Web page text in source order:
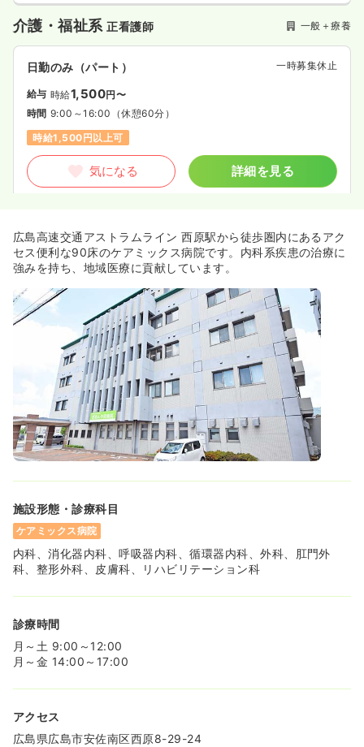
介護・福祉系正看護師 一般＋療養
日勤のみ（パート） 一時募集休止
給与 時給1,500円〜
時間 9:00～16:00 （休憩60分）
時給1,500円以上可
気になる 詳細を見る
広島高速交通アストラムライン 西原駅から徒歩圏内にあるアク
セス便利な90床のケアミックス病院です。内科系疾患の治療に
強みを持ち、地域医療に貢献しています。
施設形態・診療科目
ケアミックス病院
内科、消化器内科、呼吸器内科、循環器内科、外科、肛門外
科、整形外科、皮膚科、リハビリテーション科
診療時間
月～土 9:00～12:00
月～金 14:00～17:00
アクセス
広島県広島市安佐南区西原8-29-24